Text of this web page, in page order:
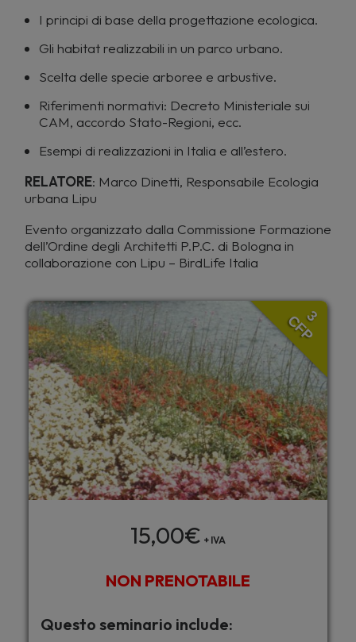
I principi di base della progettazione ecologica.
Gli habitat realizzabili in un parco urbano.
Scelta delle specie arboree e arbustive.
Riferimenti normativi: Decreto Ministeriale sui
CAM, accordo Stato-Regioni, ecc.
Esempi di realizzazioni in Italia e all’estero.
RELATORE: Marco Dinetti, Responsabile Ecologia
urbana Lipu
Evento organizzato dalla Commissione Formazione
dell’Ordine degli Architetti P.P.C. di Bologna in
collaborazione con Lipu – BirdLife Italia
3
CFP
15,00€ + IVA
NON PRENOTABILE
Questo seminario include: